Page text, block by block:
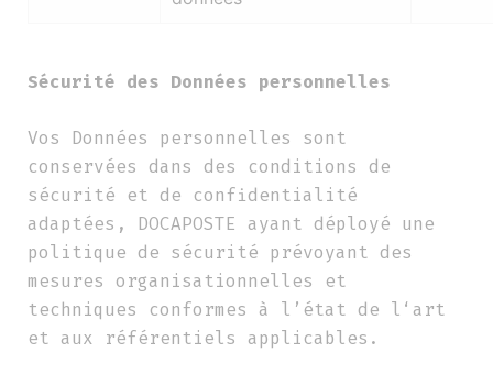
Sécurité des Données personnelles
Vos Données personnelles sont
conservées dans des conditions de
sécurité et de confidentialité
adaptées, DOCAPOSTE ayant déployé une
politique de sécurité prévoyant des
mesures organisationnelles et
techniques conformes à l’état de l‘art
et aux référentiels applicables.